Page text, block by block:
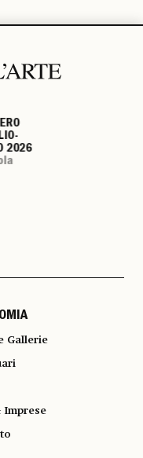
2026
2026
2026
2026
Gallerie
Imprese